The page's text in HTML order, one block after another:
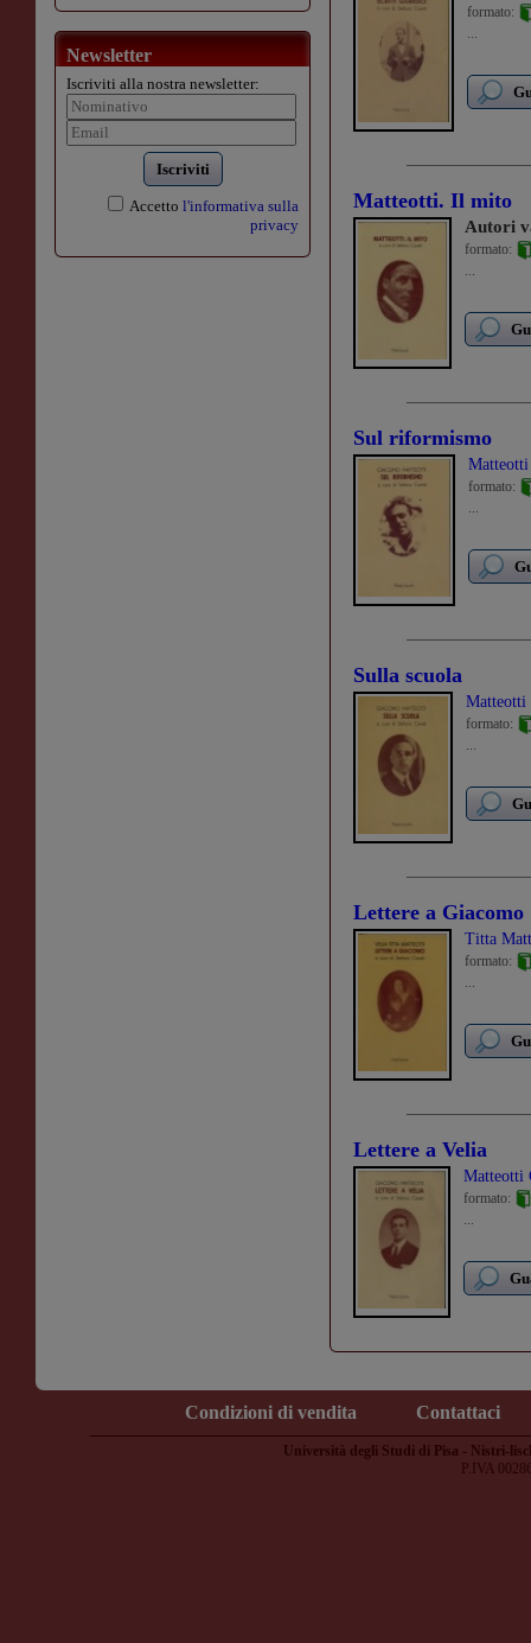
Newsletter
Iscriviti alla nostra newsletter:
Iscriviti
Accetto l'informativa sulla
privacy
formato:
...
Matteotti. Il mito
Autori
formato:
...
Sul riformismo
formato:
...
Sulla scuola
Matteotti
formato:
...
Lettere a Giacomo
Titta
formato:
...
Lettere a Velia
Matteotti
formato:
...
Condizioni di vendita Contattaci
Università degli Studi di Pisa - Nistri-
P.IVA